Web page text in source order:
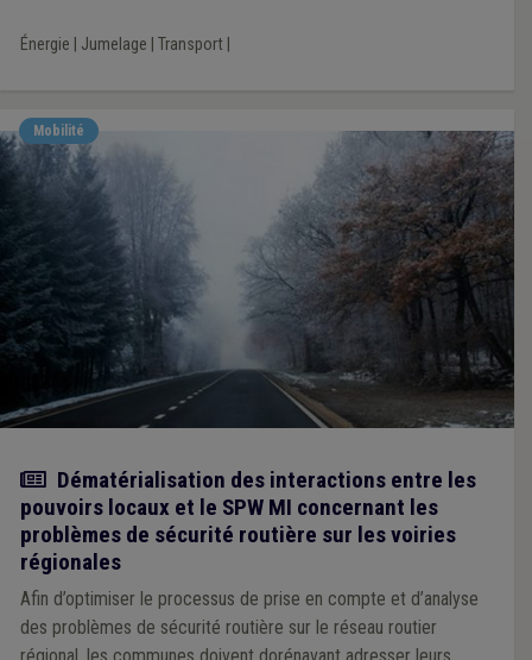
Énergie Jumelage Transport|
Mobilité
Actualité
Dématérialisation des interactions entre les
pouvoirs locaux et le SPW MI concernant les
problèmes de sécurité routière sur les voiries
régionales
Afin d’optimiser le processus de prise en compte et d’analyse
des problèmes de sécurité routière sur le réseau routier